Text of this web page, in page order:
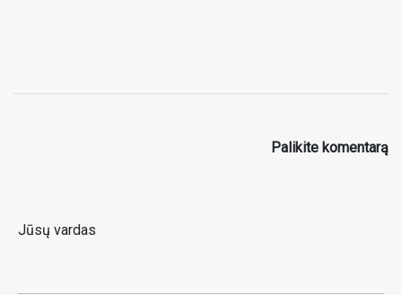
Palikite komentarą
Jūsų vardas